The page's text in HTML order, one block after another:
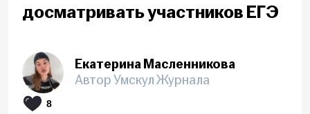
досматривать участников ЕГЭ
Екатерина Масленникова
Автор Умскул Журнала
8